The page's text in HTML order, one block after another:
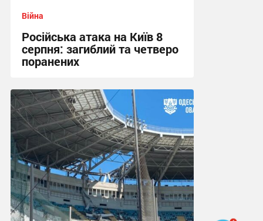
Війна
Російська атака на Київ 8
серпня: загиблий та четверо
поранених
10:42 сьогодні